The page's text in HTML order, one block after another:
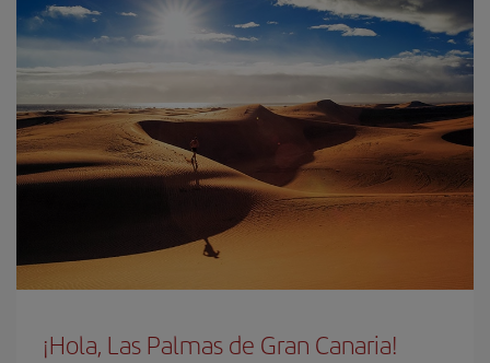
¡Hola, Las Palmas de Gran Canaria!